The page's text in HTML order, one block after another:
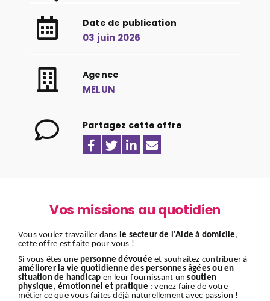
Date de publication
03 juin 2026
Agence
MELUN
Partagez cette offre
Vos missions au quotidien
Vous voulez travailler dans le secteur de l'Aide à domicile,
cette offre est faite pour vous !
Si vous êtes une personne dévouée et souhaitez contribuer à
améliorer la vie quotidienne des personnes âgées ou en
situation de handicap en leur fournissant unsoutien
physique, émotionnel et pratique : venez faire de votre
métier ce que vous faites déjà naturellement avec passion !